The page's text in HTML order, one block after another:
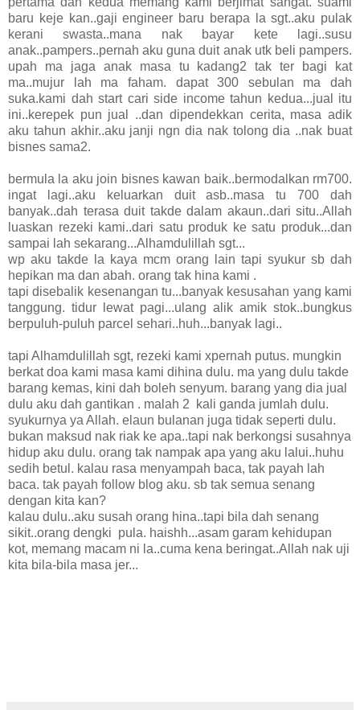
baru keje kan..gaji engineer baru berapa la sgt..aku pulak
kerani swasta..mana nak bayar kete lagi..susu
anak..pampers..pernah aku guna duit anak utk beli pampers.
upah ma jaga anak masa tu kadang2 tak ter bagi kat
ma..mujur lah ma faham. dapat 300 sebulan ma dah
suka.kami dah start cari side income tahun kedua...jual itu
ini..kerepek pun jual ..dan dipendekkan cerita, masa adik
aku tahun akhir..aku janji ngn dia nak tolong dia ..nak buat
bisnes sama2.
bermula la aku join bisnes kawan baik..bermodalkan rm700.
ingat lagi..aku keluarkan duit asb..masa tu 700 dah
banyak..dah terasa duit takde dalam akaun..dari situ..Allah
luaskan rezeki kami..dari satu produk ke satu produk...dan
sampai lah sekarang...Alhamdulillah sgt...
wp aku takde la kaya mcm orang lain tapi syukur sb dah
hepikan ma dan abah. orang tak hina kami .
tapi disebalik kesenangan tu...banyak kesusahan yang kami
tanggung. tidur lewat pagi...ulang alik amik stok..bungkus
berpuluh-puluh parcel sehari..huh...banyak lagi..
tapi Alhamdulillah sgt, rezeki kami xpernah putus. mungkin
berkat doa kami masa kami dihina dulu. ma yang dulu takde
barang kemas, kini dah boleh senyum. barang yang dia jual
dulu aku dah gantikan . malah 2 kali ganda jumlah dulu.
syukurnya ya Allah. elaun bulanan juga tidak seperti dulu.
bukan maksud nak riak ke apa..tapi nak berkongsi susahnya
hidup aku dulu. orang tak nampak apa yang aku lalui..huhu
sedih betul. kalau rasa menyampah baca, tak payah lah
baca. tak payah follow blog aku. sb tak semua senang
dengan kita kan?
kalau dulu..aku susah orang hina..tapi bila dah senang
sikit..orang dengki pula. haishh...asam garam kehidupan
kot, memang macam ni la..cuma kena beringat..Allah nak uji
kita bila-bila masa jer...